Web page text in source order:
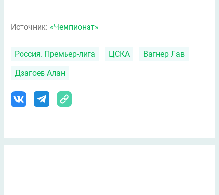
Источник: «Чемпионат»
Россия. Премьер-лига ЦСКА Вагнер Лав
Дзагоев Алан